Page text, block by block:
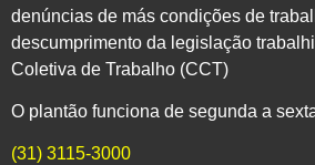
denúncias de más condições de
descumprimento da legislação
Coletiva de Trabalho (CCT)
O plantão funciona de segunda a
(31) 3115-3000